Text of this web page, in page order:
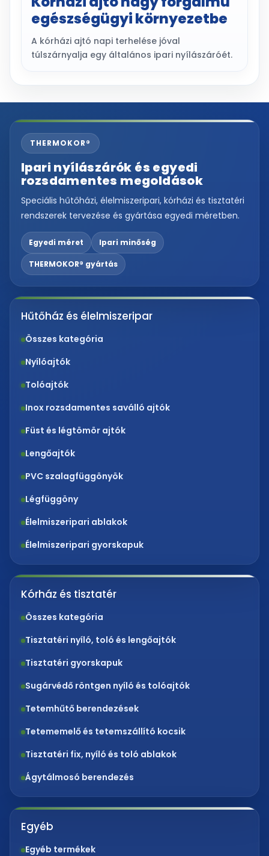
egészségügyi környezetbe
A kórházi ajtó napi terhelése jóval
túlszárnyalja egy általános ipari nyílászáróét.
THERMOKOR®
Ipari nyílászárók és egyedi
rozsdamentes megoldások
Speciális hűtőházi, élelmiszeripari, kórházi és tisztatéri
rendszerek tervezése és gyártása egyedi méretben.
Egyedi méret Ipari minőség
THERMOKOR® gyártás
Hűtőház és élelmiszeripar
Összes kategória
Nyílóajtók
Tolóajtók
Inox rozsdamentes saválló ajtók
Füst és légtömör ajtók
Lengőajtók
PVC szalagfüggönyök
Légfüggöny
Élelmiszeripari ablakok
Élelmiszeripari gyorskapuk
Kórház és tisztatér
Összes kategória
Tisztatéri nyíló, toló és lengőajtók
Tisztatéri gyorskapuk
Sugárvédő röntgen nyíló és tolóajtók
Tetemhűtő berendezések
Tetememelő és tetemszállító kocsik
Tisztatéri fix, nyíló és toló ablakok
Ágytálmosó berendezés
Egyéb
Egyéb termékek